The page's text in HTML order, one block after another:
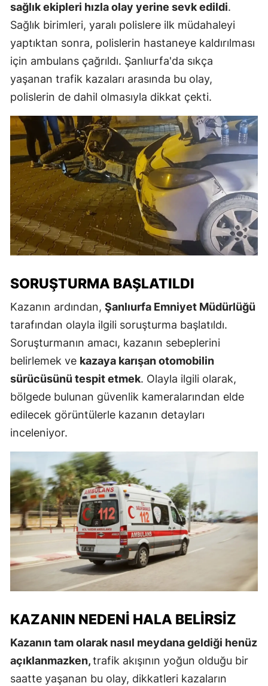
sağlık ekipleri hızla olay yerine sevk edildi.
Sağlık birimleri, yaralı polislere ilk müdahaleyi
yaptıktan sonra, polislerin hastaneye kaldırılması
için ambulans çağrıldı. Şanlıurfa'da sıkça
yaşanan trafik kazaları arasında bu olay,
polislerin de dahil olmasıyla dikkat çekti.
SORUŞTURMA BAŞLATILDI
Kazanın ardından, Şanlıurfa Emniyet Müdürlüğü
tarafından olayla ilgili soruşturma başlatıldı.
Soruşturmanın amacı, kazanın sebeplerini
belirlemek ve kazaya karışan otomobilin
sürücüsünü tespit etmek. Olayla ilgili olarak,
bölgede bulunan güvenlik kameralarından elde
edilecek görüntülerle kazanın detayları
inceleniyor.
KAZANIN NEDENI HALA BELIRSIZ
Kazanın tam olarak nasıl meydana geldiği henüz
açıklanmazken,trafik akışının yoğun olduğu bir
saatte yaşanan bu olay, dikkatleri kazaların